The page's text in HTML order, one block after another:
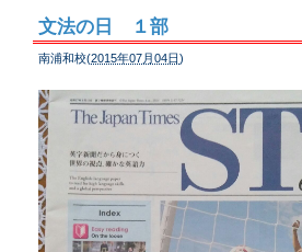
文法の日 １部
南浦和校(2015年07月04日)